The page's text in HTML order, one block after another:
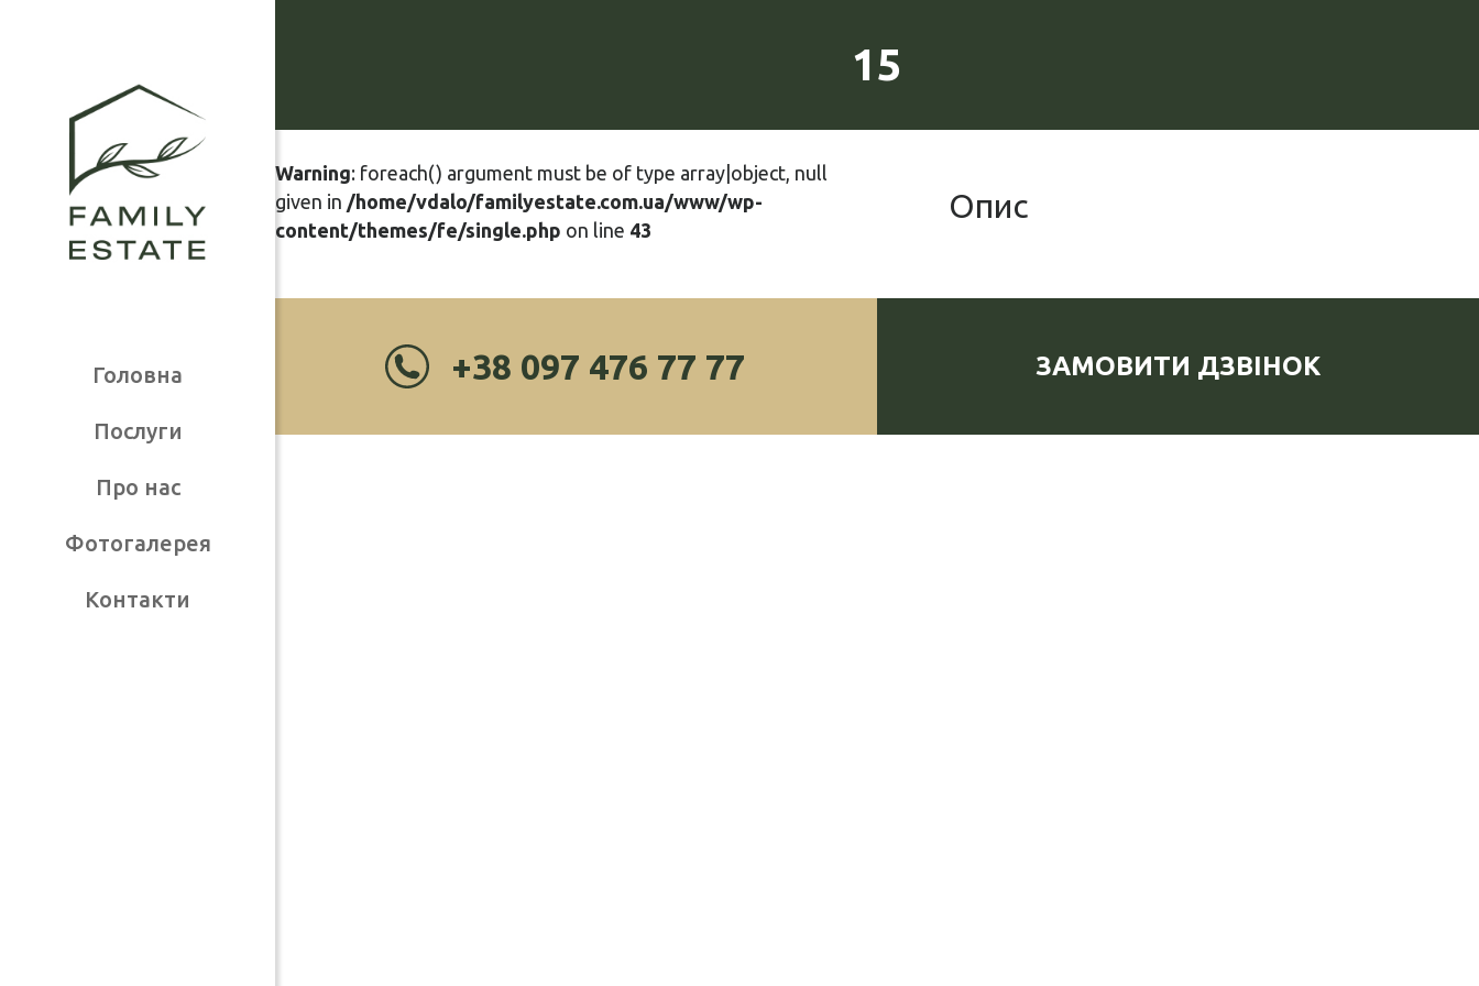
Головна
Послуги
Про нас
Фотогалерея
Контакти
15
Опис
Warning: foreach() argument must be of type array|object, null
given in /home/vdalo/familyestate.com.ua/www/wp-
content/themes/fe/single.php on line 43
+38 097 476 77 77 ЗАМОВИТИ ДЗВІНОК